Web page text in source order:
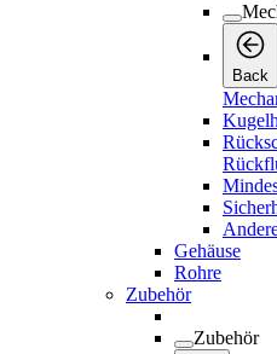
Back
Gehäuse
Rohre
Zubehör
Zubehör